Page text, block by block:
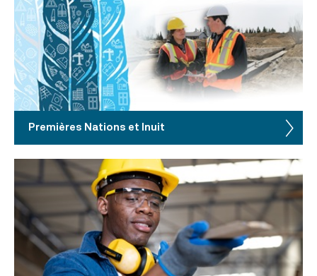
Premières Nations et Inuit